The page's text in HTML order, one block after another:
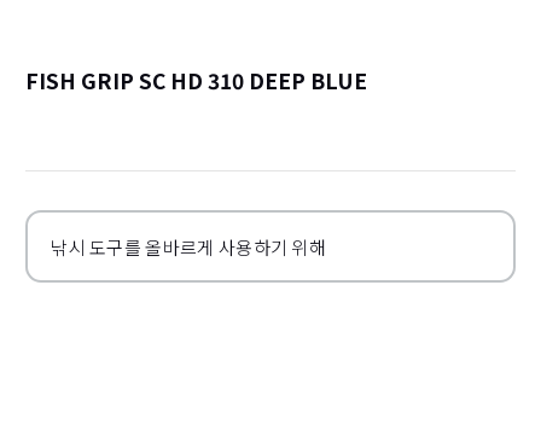
FISH GRIP SC HD 310 DEEP BLUE
낚시 도구를 올바르게 사용하기 위해